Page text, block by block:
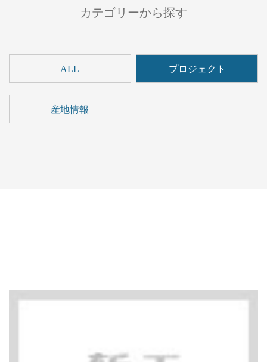
カテゴリーから探す
ALL プロジェクト
産地情報